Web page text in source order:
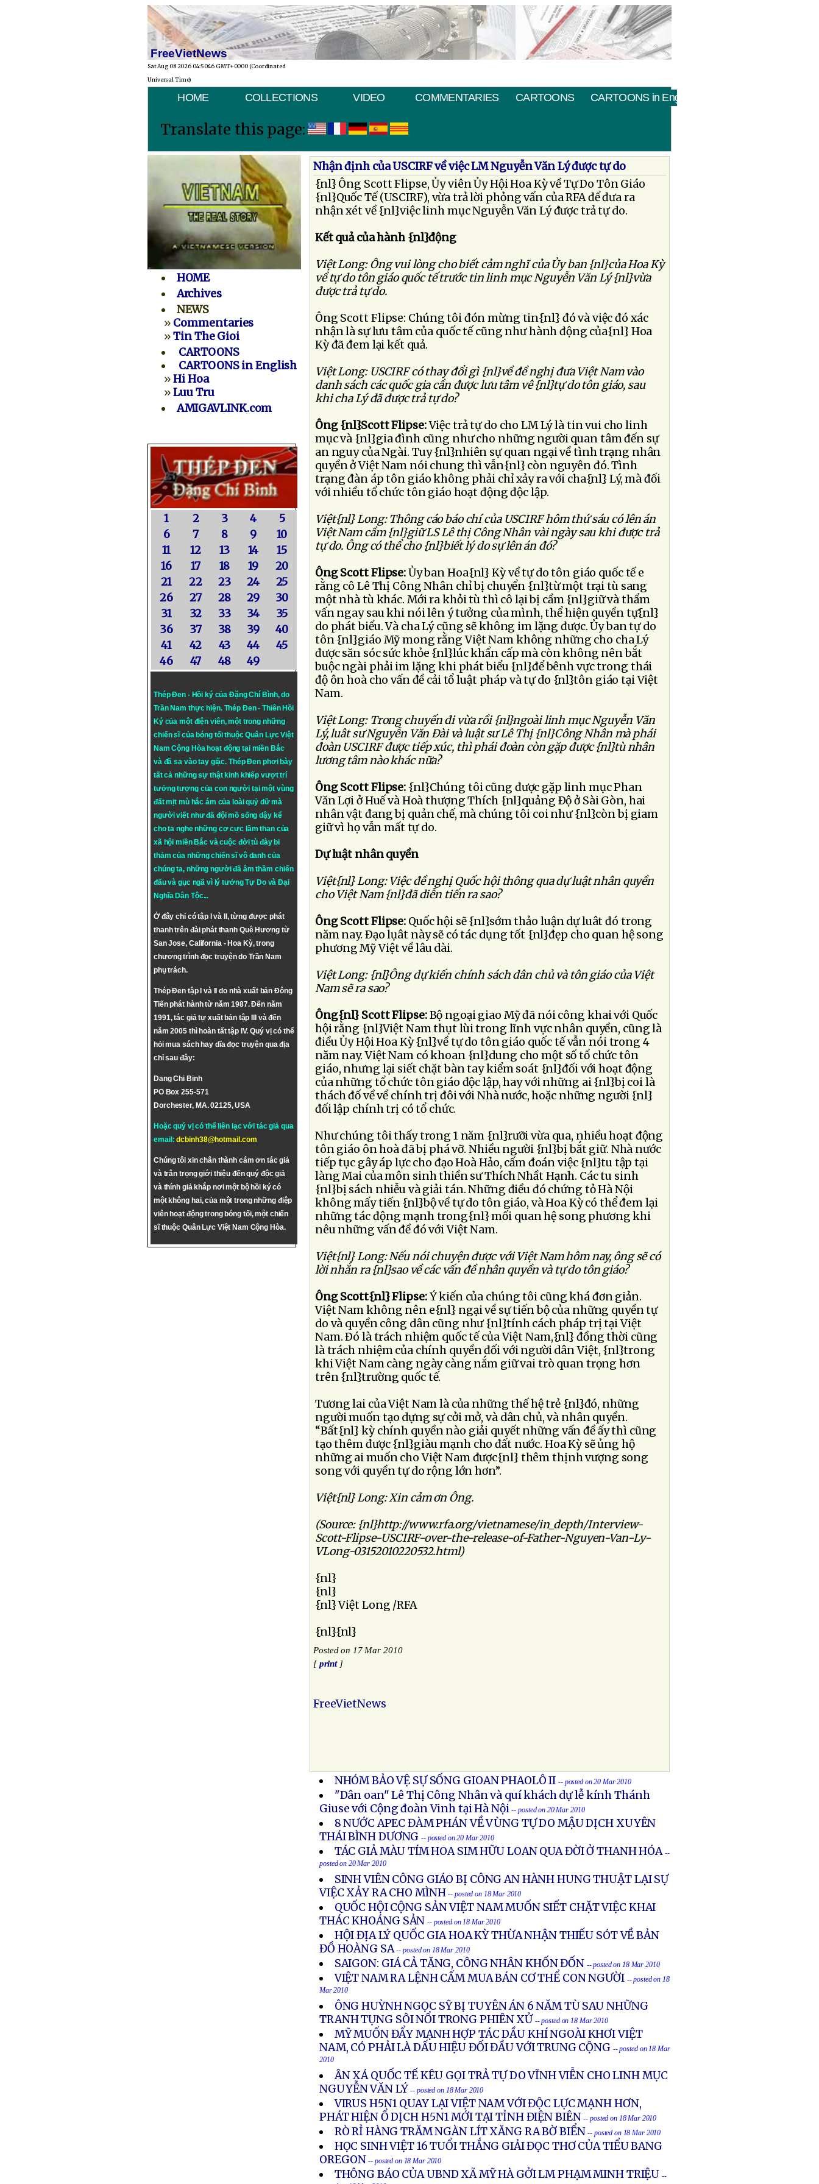
FreeVietNews
Sat Aug 08 2026 04:50:46 GMT+0000 (Coordinated
Universal Time)
HOME COLLECTIONS VIDEO COMMENTARIES CARTOONS CARTOONS in English
Translate this page:
HOME
Archives
NEWS
» Commentaries
»Tin The Gioi
CARTOONS
CARTOONS in English
»Hi Hoa
»Luu Tru
AMIGAVLINK.com
1 2 3 4
5
6
7 8 9
10
11
12 13 14
15
16
17 18 19
20
21
22 23 24
25
26
27 28 29
30
31
32 33 34
35
36
37 38 39
40
41
42 43 44
45
46
47 48 49
Thép Đen - Hồi ký của Đặng Chí Bình, do
Trần Nam thực hiện. Thép Đen- Thiên Hồi
Ký của một điện viên, một trong những
chiến sĩ của bóng tối thuộc Quân Lực Việt
Nam Cộng Hòa hoạt động tại miền Bắc
và đã sa vào tay giặc. Thép Đen phơi bày
tất cả những sự thật kinh khiếp vượt trí
tưởng tượng của con người tại một vùng
đất mịt mù hắc ám của loài quỷ dữ mà
người viết như đã đội mồ sống dậy kể
cho ta nghe những cơ cực lầm than của
xã hội miền Bắc và cuộc đời tù đày bi
thảm của những chiến sĩ vô danh của
chúng ta, những người đã âm thầm chiến
đấu và gục ngã vì lý tưởngTự DovàĐại
Nghĩa Dân Tộc...
Ở đây chỉ có tập I và II, từng được phát
thanh trên đài phát thanh Quê Hương từ
San Jose, California - Hoa Kỳ, trong
chương trình đọc truyện do Trần Nam
phụ trách.
Thép Đen tập I và II do nhà xuất bản Đông
Tiến phát hành từ năm 1987. Đến năm
1991, tác giả tự xuất bản tập III và đến
năm 2005 thì hoàn tất tập IV. Quý vị có thể
hỏi mua sách hay dĩa đọc truyện qua địa
chỉ sau đây:
Dang Chi Binh
PO Box 255-571
Dorchester, MA. 02125, USA
Hoặc quý vị có thể liên lạc với tác giả qua
email:dcbinh38@hotmail.com
Chúng tôi xin chân thành cám ơn tác giả
và trân trọng giới thiệu đến quý độc giả
và thính giả khắp nơi một bộ hồi ký có
một không hai, của một trong những điệp
viên hoạt động trong bóng tối, một chiến
sĩ thuộc Quân Lực Việt Nam Cộng Hòa.
Nhận định của USCIRF về việc LM Nguyễn Văn Lý được tự do
{nl} Ông Scott Flipse, Ủy viên Ủy Hội Hoa Kỳ về Tự Do Tôn Giáo
{nl}Quốc Tế (USCIRF), vừa trả lời phỏng vấn của RFA để đưa ra
nhận xét về {nl}việc linh mục Nguyễn Văn Lý được trả tự do.
Kết quả của hành {nl}động
Việt Long: Ông vui lòng cho biết cảm nghĩ của Ủy ban {nl}của Hoa Kỳ
về tự do tôn giáo quốc tế trước tin linh mục Nguyễn Văn Lý {nl}vừa
được trả tự do.
Ông Scott Flipse: Chúng tôi đón mừng tin{nl} đó và việc đó xác
nhận là sự lưu tâm của quốc tế cũng như hành động của{nl} Hoa
Kỳ đã đem lại kết quả.
Việt Long: USCIRF có thay đổi gì {nl}về đề nghị đưa Việt Nam vào
danh sách các quốc gia cần được lưu tâm vê {nl}tự do tôn giáo, sau
khi cha Lý đã được trả tự do?
Ông {nl}Scott Flipse:Việc trả tự do cho LM Lý là tin vui cho linh
mục và {nl}gia đình cũng như cho những người quan tâm đến sự
an nguy của Ngài. Tuy {nl}nhiên sự quan ngại về tình trạng nhân
quyền ở Việt Nam nói chung thì vẫn{nl} còn nguyên đó. Tình
trạng đàn áp tôn giáo không phải chỉ xảy ra với cha{nl} Lý, mà đối
với nhiều tổ chức tôn giáo hoạt động độc lập.
Việt{nl} Long: Thông cáo báo chí của USCIRF hôm thứ sáu có lên án
Việt Nam cầm {nl}giữ LS Lê thị Công Nhân vài ngày sau khi được trả
tự do. Ông có thể cho {nl}biết lý do sự lên án đó?
Ông Scott Flipse:Ủy ban Hoa{nl} Kỳ về tự do tôn giáo quốc tế e
rằng cô Lê Thị Công Nhân chỉ bị chuyển {nl}từ một trại tù sang
một nhà tù khác. Mới ra khỏi tù thì cô lại bị cầm {nl}giữ và thẩm
vấn ngay sau khi nói lên ý tưởng của mình, thể hiện quyền tự{nl}
do phát biểu. Và cha Lý cũng sẽ không im lặng được. Ủy ban tự do
tôn {nl}giáo Mỹ mong rằng Việt Nam không những cho cha Lý
được săn sóc sức khỏe {nl}lúc khẩn cấp mà còn không nên bắt
buộc ngài phải im lặng khi phát biểu {nl}để bênh vực trong thái
độ ôn hoà cho vấn đề cải tổ luật pháp và tự do {nl}tôn giáo tại Việt
Nam.
Việt Long: Trong chuyến đi vừa rồi {nl}ngoài linh mục Nguyễn Văn
Lý, luât sư Nguyễn Văn Ðài và luật sư Lê Thị {nl}Công Nhân mà phái
đoàn USCIRF được tiếp xúc, thì phái đoàn còn gặp được {nl}tù nhân
lương tâm nào khác nữa?
Ông Scott Flipse: {nl}Chúng tôi cũng được gặp linh mục Phan
Văn Lợi ở Huế và Hoà thượng Thích {nl}quảng Ðộ ở Sài Gòn, hai
nhân vật đang bị quản chế, mà chúng tôi coi như {nl}còn bị giam
giữ vì họ vẫn mất tự do.
Dự luật nhân quyền
Việt{nl} Long: Việc đề nghị Quốc hội thông qua dự luật nhân quyền
cho Việt Nam {nl}đã diễn tiến ra sao?
Ông Scott Flipse: Quốc hội sẽ {nl}sớm thảo luận dự luât đó trong
năm nay. Ðạo lụât này sẽ có tác dụng tốt {nl}đẹp cho quan hệ song
phương Mỹ Việt về lâu dài.
Việt Long: {nl}Ông dự kiến chính sách dân chủ và tôn giáo của Việt
Nam sẽ ra sao?
Ông{nl} Scott Flipse:Bộ ngoại giao Mỹ đã nói công khai với Quốc
hội rằng {nl}Việt Nam thụt lùi trong lĩnh vực nhân quyền, cũng là
điều Ủy Hội Hoa Kỳ {nl}về tự do tôn giáo quốc tế vẫn nói trong 4
năm nay. Việt Nam có khoan {nl}dung cho một số tổ chức tôn
giáo, nhưng lại siết chặt bàn tay kiểm soát {nl}đối với hoạt động
của những tổ chức tôn giáo độc lập, hay với những ai {nl}bị coi là
thách đố về về chính trị đôi với Nhà nước, hoặc những người {nl}
đối lập chính trị có tổ chức.
Như chúng tôi thấy trong 1 năm {nl}rưỡi vừa qua, nhiều hoạt động
tôn giáo ôn hoà đã bị phá vỡ. Nhiều người {nl}bị bắt giữ. Nhà nước
tiếp tục gây áp lực cho đạo Hoà Hảo, cấm đoán việc {nl}tu tập tại
làng Mai của môn sinh thiền sư Thích Nhầt Hạnh. Các tu sinh
{nl}bị sách nhiễu và giải tán. Những điều đó chứng tỏ Hà Nội
không mấy tiến {nl}bộ về tự do tôn giáo, và Hoa Kỳ có thể đem lại
những tác động mạnh trong{nl} mối quan hệ song phương khi
nêu những vấn đề đó với Việt Nam.
Việt{nl} Long: Nếu nói chuyện được với Việt Nam hôm nay, ông sẽ có
lời nhắn ra {nl}sao về các vấn đề nhân quyền và tự do tôn giáo?
Ông Scott{nl} Flipse:Ý kiến của chúng tôi cũng khá đơn giản.
Việt Nam không nên e{nl} ngại về sự tiến bộ của những quyền tự
do và quyền công dân cũng như {nl}tính cách pháp trị tại Việt
Nam. Ðó là trách nhiệm quốc tế của Việt Nam,{nl} đồng thời cũng
là trách nhiệm của chính quyền đối với người dân Việt, {nl}trong
khi Việt Nam càng ngày càng nắm giữ vai trò quan trọng hơn
trên {nl}trường quốc tế.
Tương lai của Việt Nam là của những thế hệ trẻ {nl}đó, những
người muốn tạo dựng sự cởi mở, và dân chủ, và nhân quyền.
“Bất{nl} kỳ chính quyền nào giải quyết những vấn đề ấy thì cũng
tạo thêm được {nl}giàu mạnh cho đất nước. Hoa Kỳ sẽ ủng hộ
những ai muốn cho Việt Nam được{nl} thêm thịnh vượng song
song với quyền tự do rộng lớn hơn”.
Việt{nl} Long: Xin cảm ơn Ông.
(Source: {nl}http://www.rfa.org/vietnamese/in_depth/Interview-
Scott-Flipse-USCIRF-over-the-release-of-Father-Nguyen-Van-Ly-
VLong-03152010220532.html)
{nl}
{nl}
{nl} Việt Long /RFA
{nl}{nl}
Posted on 17 Mar 2010
[print]
FreeVietNews
NHÓM BẢO VỆ SỰ SỐNG GIOAN PHAOLÔ II -- posted on 20 Mar 2010
"Dân oan" Lê Thị Công Nhân và quí khách dự lễ kính Thánh
Giuse với Cộng đoàn Vinh tại Hà Nội-- posted on 20 Mar 2010
8 NƯỚC APEC ĐÀM PHÁN VỀ VÙNG TỰ DO MẬU DỊCH XUYÊN
THÁI BÌNH DƯƠNG -- posted on 20 Mar 2010
TÁC GIẢ MÀU TÍM HOA SIM HỮU LOAN QUA ĐỜI Ở THANH HÓA --
posted on 20 Mar 2010
SINH VIÊN CÔNG GIÁO BỊ CÔNG AN HÀNH HUNG THUẬT LẠI SỰ
VIỆC XẢY RA CHO MÌNH -- posted on 18 Mar 2010
QUỐC HỘI CỘNG SẢN VIỆT NAM MUỐN SIẾT CHẶT VIỆC KHAI
THÁC KHOÁNG SẢN -- posted on 18 Mar 2010
HỘI ĐỊA LÝ QUỐC GIA HOA KỲ THỪA NHẬN THIẾU SÓT VỀ BẢN
ĐỒ HOÀNG SA -- posted on 18 Mar 2010
SAIGON: GIÁ CẢ TĂNG, CÔNG NHÂN KHỐN ĐỐN -- posted on 18 Mar 2010
VIỆT NAM RA LỆNH CẤM MUA BÁN CƠ THỂ CON NGƯỜI -- posted on 18
Mar 2010
ÔNG HUỲNH NGỌC SỸ BỊ TUYÊN ÁN 6 NĂM TÙ SAU NHỮNG
TRANH TỤNG SÔI NỔI TRONG PHIÊN XỬ -- posted on 18 Mar 2010
MỸ MUỐN ĐẨY MẠNH HỢP TÁC DẦU KHÍ NGOÀI KHƠI VIỆT
NAM, CÓ PHẢI LÀ DẤU HIỆU ĐỐI ĐẦU VỚI TRUNG CỘNG -- posted on 18 Mar
2010
ÂN XÁ QUỐC TẾ KÊU GỌI TRẢ TỰ DO VĨNH VIỄN CHO LINH MỤC
NGUYỄN VĂN LÝ -- posted on 18 Mar 2010
VIRUS H5N1 QUAY LẠI VIỆT NAM VỚI ĐỘC LỰC MẠNH HƠN,
PHÁT HIỆN Ổ DỊCH H5N1 MỚI TẠI TỈNH ĐIỆN BIÊN -- posted on 18 Mar 2010
RÒ RỈ HÀNG TRĂM NGÀN LÍT XĂNG RA BỜ BIỂN -- posted on 18 Mar 2010
HỌC SINH VIỆT 16 TUỔI THẮNG GIẢI ĐỌC THƠ CỦA TIỂU BANG
OREGON -- posted on 18 Mar 2010
THÔNG BÁO CỦA UBND XÃ MỸ HÀ GỞI LM PHẠM MINH TRIỆU --